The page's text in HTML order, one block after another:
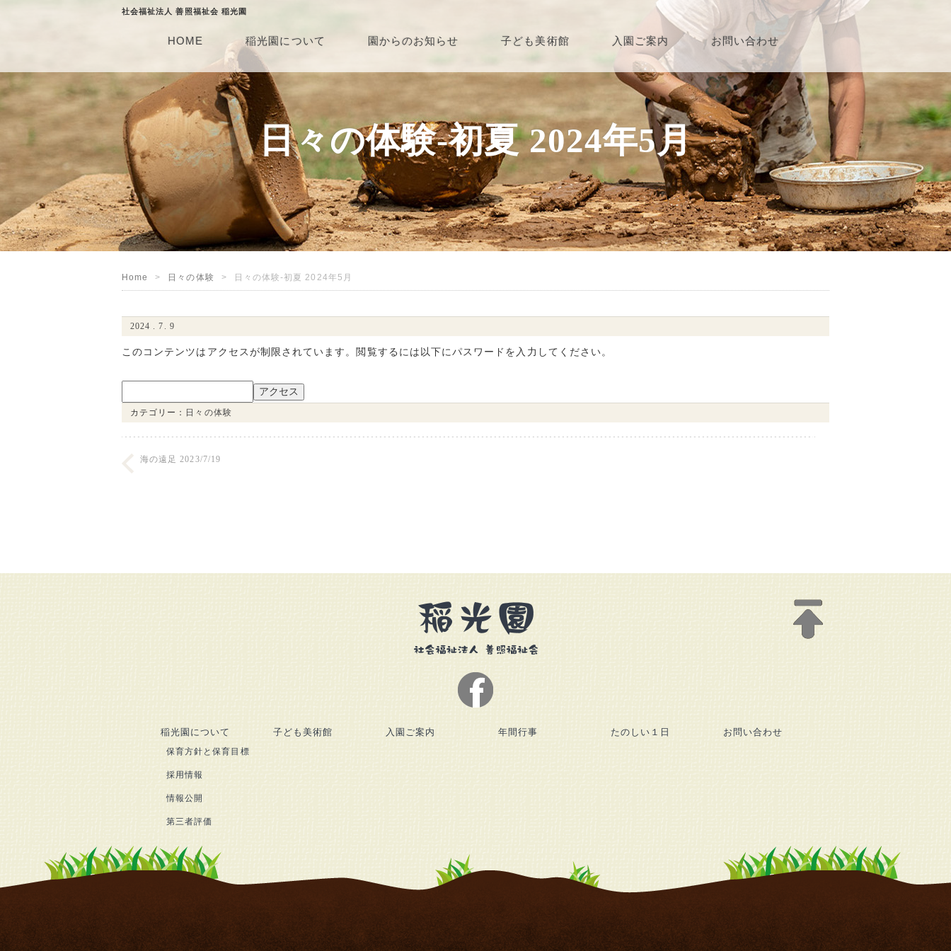
社会福祉法人 善照福祉会 稲光園
HOME 稲光園について 園からのお知らせ 子ども美術館 入園ご案内 お問い合わせ
Home 日々の体験 日々の体験-初夏 2024年5月
日々の体験-初夏 2024年5月
2024 . 7. 9
このコンテンツはアクセスが制限されています。閲覧するには以下にパスワードを入力してください。
カテゴリー： 日々の体験
海の遠足 2023/7/19
稲光園について
保育方針と保育目標
採用情報
情報公開
第三者評価
子ども美術館 入園ご案内 年間行事 たのしい１日 お問い合わせ